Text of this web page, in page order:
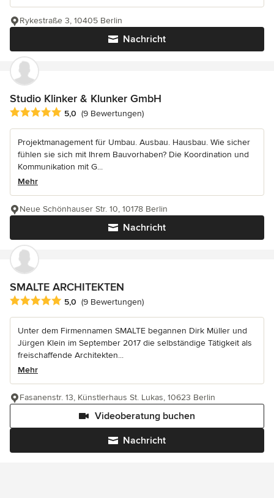
Nachricht
Rykestraße 3, 10405 Berlin
Studio Klinker & Klunker GmbH
Durchschnittliche Bewertung: 5 von 5 Sternen
5,0 (9 Bewertungen)
Projektmanagement für Umbau. Ausbau. Hausbau. Wie sicher
fühlen sie sich mit Ihrem Bauvorhaben? Die Koordination und
Kommunikation mit G...
Mehr
Nachricht
Neue Schönhauser Str. 10, 10178 Berlin
SMALTE ARCHITEKTEN
Durchschnittliche Bewertung: 5 von 5 Sternen
5,0 (9 Bewertungen)
Unter dem Firmennamen SMALTE begannen Dirk Müller und
Jürgen Klein im September 2017 die selbständige Tätigkeit als
freischaffende Architekten...
Mehr
Nachricht
Videoberatung buchen
Fasanenstr. 13, Künstlerhaus St. Lukas, 10623 Berlin